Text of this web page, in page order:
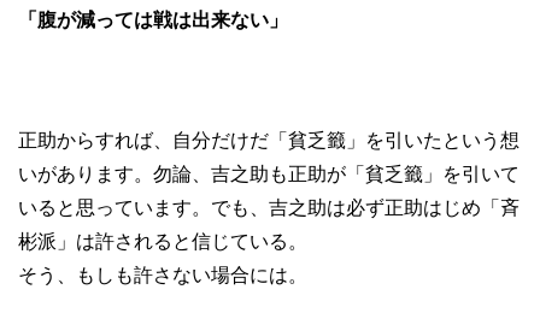
「腹が減っては戦は出来ない」
正助からすれば、自分だけだ「貧乏籤」を引いたという想
いがあります。勿論、吉之助も正助が「貧乏籤」を引いて
いると思っています。でも、吉之助は必ず正助はじめ「斉
彬派」は許されると信じている。
そう、もしも許さない場合には。